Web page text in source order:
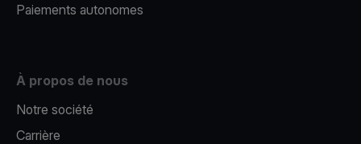
Paiements autonomes
À propos de nous
Notre société
Carrière